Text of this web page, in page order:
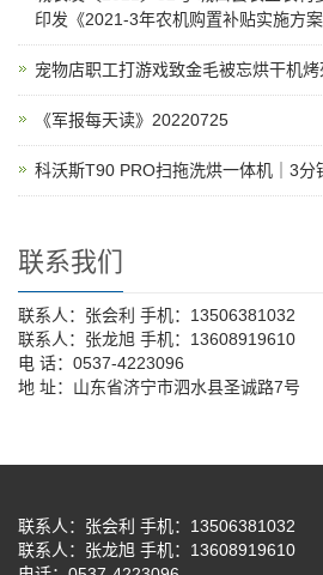
印发《2021-3年农机购置补贴实施方
宠物店职工打游戏致金毛被忘烘干机烤
《军报每天读》20220725
科沃斯T90 PRO扫拖洗烘一体机｜3分
联系我们
联系人：张会利 手机：13506381032
联系人：张龙旭 手机：13608919610
电 话：0537-4223096
地 址：山东省济宁市泗水县圣诚路7号
联系人：张会利 手机：13506381032
联系人：张龙旭 手机：13608919610